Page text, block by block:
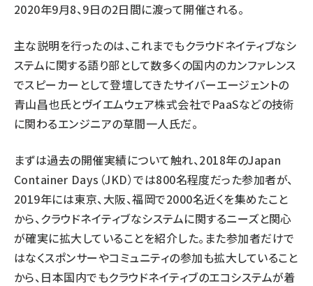
2020年9月8、9日の2日間に渡って開催される。
主な説明を行ったのは、これまでもクラウドネイティブなシ
ステムに関する語り部として数多くの国内のカンファレンス
でスピーカーとして登壇してきたサイバーエージェントの
青山昌也氏とヴイエムウェア株式会社でPaaSなどの技術
に関わるエンジニアの草間一人氏だ。
まずは過去の開催実績について触れ、2018年のJapan
Container Days（JKD）では800名程度だった参加者が、
2019年には東京、大阪、福岡で2000名近くを集めたこと
から、クラウドネイティブなシステムに関するニーズと関心
が確実に拡大していることを紹介した。また参加者だけで
はなくスポンサーやコミュニティの参加も拡大していること
から、日本国内でもクラウドネイティブのエコシステムが着